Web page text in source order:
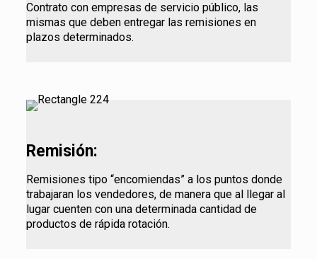
Contrato con empresas de servicio público, las
mismas que deben entregar las remisiones en
plazos determinados.
Remisión:
Remisiones tipo “encomiendas” a los puntos donde
trabajaran los vendedores, de manera que al llegar al
lugar cuenten con una determinada cantidad de
productos de rápida rotación.